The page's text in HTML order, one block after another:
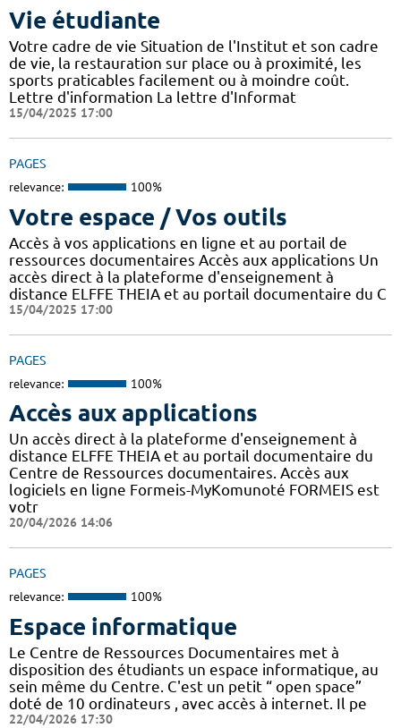
Vie étudiante
Votre cadre de vie Situation de l'Institut et son cadre
de vie, la restauration sur place ou à proximité, les
sports praticables facilement ou à moindre coût.
Lettre d'information La lettre d'Informat
15/04/2025 17:00
PAGES
relevance: 100%
Votre espace / Vos outils
Accès à vos applications en ligne et au portail de
ressources documentaires Accès aux applications Un
accès direct à la plateforme d'enseignement à
distance ELFFE THEIA et au portail documentaire du C
15/04/2025 17:00
PAGES
relevance: 100%
Accès aux applications
Un accès direct à la plateforme d'enseignement à
distance ELFFE THEIA et au portail documentaire du
Centre de Ressources documentaires. Accès aux
logiciels en ligne Formeis-MyKomunoté FORMEIS est
votr
20/04/2026 14:06
PAGES
relevance: 100%
Espace informatique
Le Centre de Ressources Documentaires met à
disposition des étudiants un espace informatique, au
sein même du Centre. C'est un petit “ open space”
doté de 10 ordinateurs , avec accès à internet. Il pe
22/04/2026 17:30